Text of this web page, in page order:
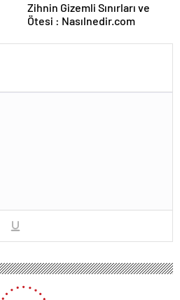
Zihnin Gizemli Sınırları ve
Ötesi : Nasılnedir.com